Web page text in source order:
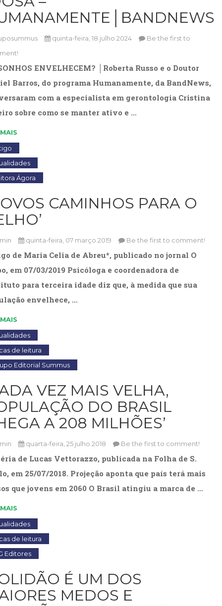
Cinema
(23)
(417)
(232)
e
Movimento
(14)
Culinária,
Alimentação
Economia,
Negócios
Educação
Educação
Especial
(39)
(47)
Gestalt-
terapia
(92)
Jornalismo
LGBTQIA+
(66)
Literatura
Erótica
Literatura,
Ficção,
(69)
Obras
(47)
PNL
(Programação
Neurolingüística)
Psicodrama
Psicologia,
quinta-feira, 18 julho 2024
Be the first to
ENVELHECEM? │Roberta Russo e o Doutor
Barros, do programa Humanamente, da BandNews,
com a especialista em gerontologia Cristina
sobre como se manter ativo e …
Ágora
CAMINHOS PARA O
quinta-feira, 07 março 2019 Be the first to comment!
de Maria Celia de Abreu*, publicado no jornal O
em 07/03/2019 Psicóloga e coordenadora de
para terceira idade diz que, à medida que sua
envelhece, …
de leitura
Editorial Summus
VEZ MAIS VELHA,
DO BRASIL
A 208 MILHÕES’
quarta-feira, 25 julho 2018 Be the first to comment!
de Lucas Vettorazzo, publicada na Folha de S.
em 25/07/2018. Projeção aponta que país terá mais
que jovens em 2060 O Brasil atingiu a marca de …
de leitura
Editores
É UM DOS
MEDOS E